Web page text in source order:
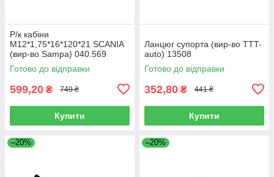
Р/к кабіни
M12*1,75*16*120*21 SCANIA
(вир-во Sampa) 040.569
Готово до відправки
599,20 ₴ 749 ₴
Купити
Ланцюг супорта (вир-во TTT-
auto) 13508
Готово до відправки
352,80 ₴ 441 ₴
Купити
–20% –20%